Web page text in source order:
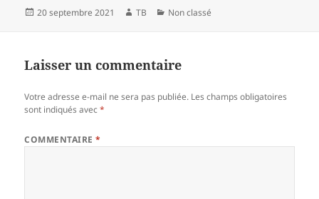
Publié
20 septembre 2021 Auteur
TB Catégories
Non classé
Laisser un commentaire
Votre adresse e-mail ne sera pas publiée. Les champs obligatoires
sont indiqués avec*
COMMENTAIRE*